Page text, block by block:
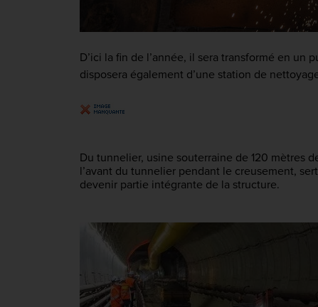
D’ici la fin de l’année, il sera transformé en un
disposera également d’une station de
Du tunnelier, usine souterraine de 120 mètres
l’avant du tunnelier pendant le creusement,
devenir partie intégrante de la structure.